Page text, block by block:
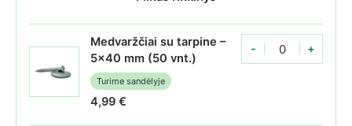
Medvaržčiai su tarpine –
5x40 mm (50 vnt.)
Turime sandėlyje
4,99 €
-
Medvaržčiai su
+